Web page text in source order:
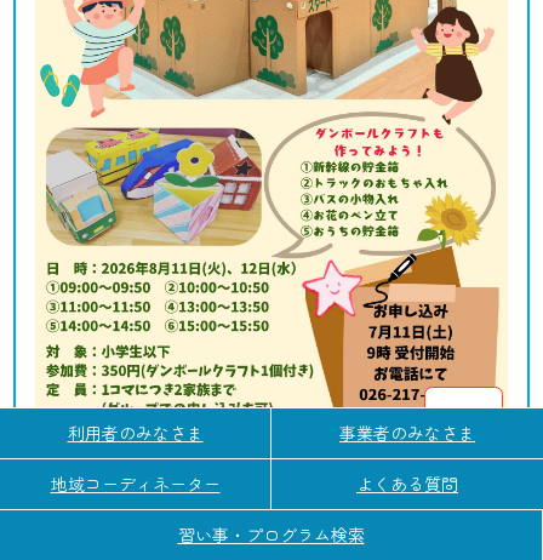
相談
長野市内各地
直接受付
手芸・ハンドクラフト・DIY・工作
利用者のみなさま 事業者のみなさま
地域コーディネーター よくある質問
習い事・プログラム検索